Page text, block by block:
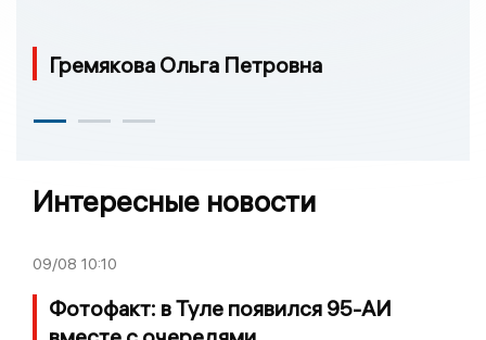
Гремякова Ольга Петровна
Интересные новости
09/08 10:10
Фотофакт: в Туле появился 95-АИ